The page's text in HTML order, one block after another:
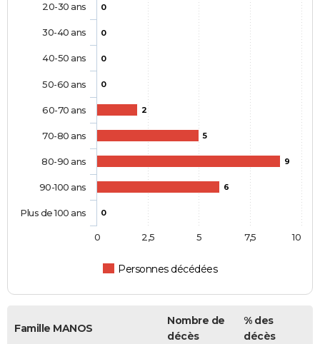
0
0
0
0
2
5
9
6
0
Personnes décédées
20-30 ans
30-40 ans
40-50 ans
50-60 ans
60-70 ans
70-80 ans
80-90 ans
90-100 ans
Plus de 100 ans
0 10
2,5 5 7,5
Famille MANOS
Nombre de
décès
% des
décès